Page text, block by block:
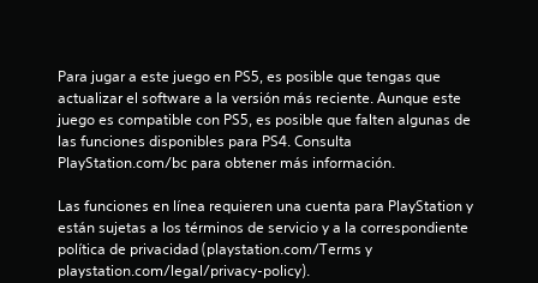
Para jugar a este juego en PS5, es posible que tengas que
actualizar el software a la versión más reciente. Aunque este
juego es compatible con PS5, es posible que falten algunas de
las funciones disponibles para PS4. Consulta
PlayStation.com/bc para obtener más información.
Las funciones en línea requieren una cuenta para PlayStation y
están sujetas a los términos de servicio y a la correspondiente
política de privacidad (playstation.com/Terms y
playstation.com/legal/privacy-policy).